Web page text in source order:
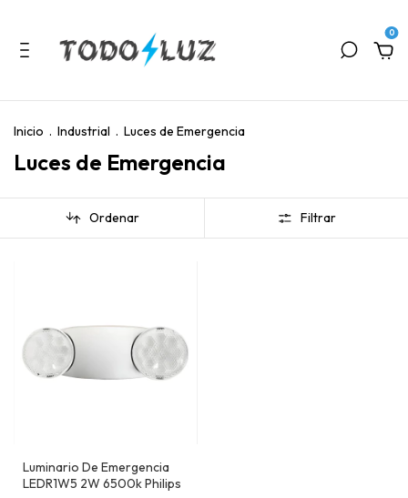
0
Inicio . Industrial . Luces de Emergencia
Luces de Emergencia
Ordenar Filtrar
Luminario De Emergencia
LEDR1W5 2W 6500k Philips